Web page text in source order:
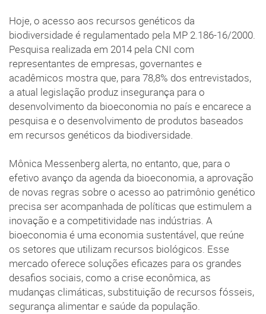
Hoje, o acesso aos recursos genéticos da
biodiversidade é regulamentado pela MP 2.186-16/2000.
Pesquisa realizada em 2014 pela CNI com
representantes de empresas, governantes e
acadêmicos mostra que, para 78,8% dos entrevistados,
a atual legislação produz insegurança para o
desenvolvimento da bioeconomia no país e encarece a
pesquisa e o desenvolvimento de produtos baseados
em recursos genéticos da biodiversidade.
Mônica Messenberg alerta, no entanto, que, para o
efetivo avanço da agenda da bioeconomia, a aprovação
de novas regras sobre o acesso ao patrimônio genético
precisa ser acompanhada de políticas que estimulem a
inovação e a competitividade nas indústrias. A
bioeconomia é uma economia sustentável, que reúne
os setores que utilizam recursos biológicos. Esse
mercado oferece soluções eficazes para os grandes
desafios sociais, como a crise econômica, as
mudanças climáticas, substituição de recursos fósseis,
segurança alimentar e saúde da população.